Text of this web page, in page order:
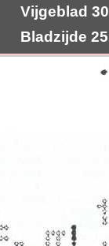
Vijgeblad 30
Bladzijde 25